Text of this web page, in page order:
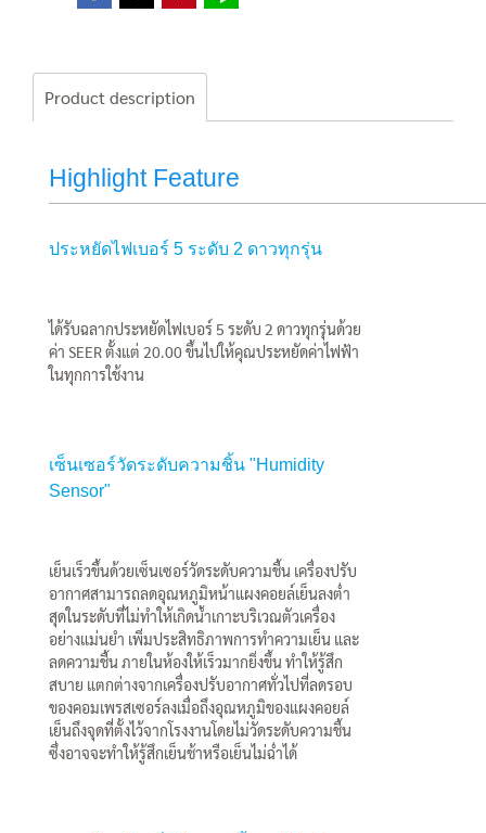
Product description
Highlight Feature
ประหยัดไฟเบอร์ 5 ระดับ 2 ดาวทุกรุ่น
ได้รับฉลากประหยัดไฟเบอร์ 5 ระดับ 2 ดาวทุกรุ่นด้วย
ค่า SEER ตั้งแต่ 20.00 ขึ้นไปให้คุณประหยัดค่าไฟฟ้า
ในทุกการใช้งาน
เซ็นเซอร์วัดระดับความชิ้น "Humidity
Sensor"
เย็นเร็วขึ้นด้วยเซ็นเซอร์วัดระดับความชื้น เครื่องปรับ
อากาศสามารถลดอุณหภูมิหน้าแผงคอยล์เย็นลงต่ำ
สุดในระดับที่ไม่ทำให้เกิดน้ำเกาะบริเวณตัวเครื่อง
อย่างแม่นยำ เพิ่มประสิทธิภาพการทำความเย็น และ
ลดความชื้น ภายในห้องให้เร็วมากยิ่งขึ้น ทำให้รู้สึก
สบาย แตกต่างจากเครื่องปรับอากาศทั่วไปที่ลดรอบ
ของคอมเพรสเซอร์ลงเมื่อถึงอุณหภูมิของแผงคอยล์
เย็นถึงจุดที่ตั้งไว้จากโรงงานโดยไม่วัดระดับความชื้น
ซึ่งอาจจะทำให้รู้สึกเย็นช้าหรือเย็นไม่ฉ่ำได้